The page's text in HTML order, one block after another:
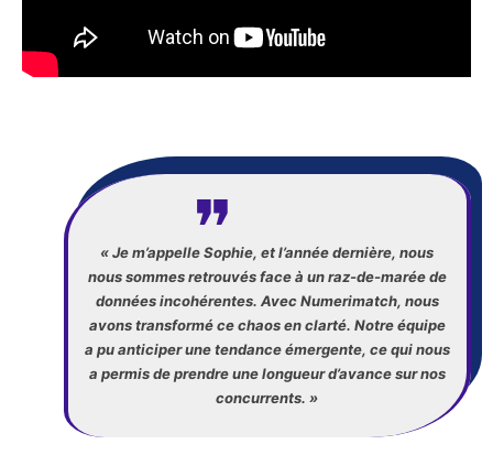
« Je m’appelle Sophie, et l’année dernière, nous
nous sommes retrouvés face à un raz-de-marée de
données incohérentes. Avec Numerimatch, nous
avons transformé ce chaos en clarté. Notre équipe
a pu anticiper une tendance émergente, ce qui nous
a permis de prendre une longueur d’avance sur nos
concurrents. »